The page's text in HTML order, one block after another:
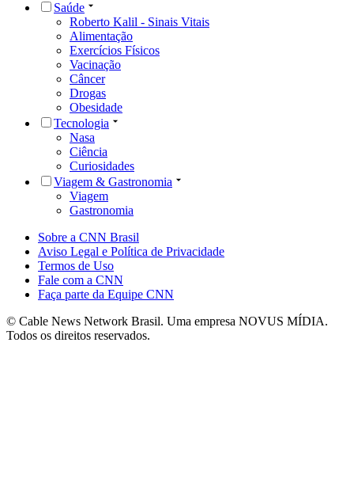
Saúde
Roberto Kalil - Sinais Vitais
Alimentação
Exercícios Físicos
Vacinação
Câncer
Drogas
Obesidade
Tecnologia
Nasa
Ciência
Curiosidades
Viagem & Gastronomia
Viagem
Gastronomia
Sobre a CNN Brasil
Aviso Legal e Política de Privacidade
Termos de Uso
Fale com a CNN
Faça parte da Equipe CNN
© Cable News Network Brasil. Uma empresa NOVUS MÍDIA.
Todos os direitos reservados.